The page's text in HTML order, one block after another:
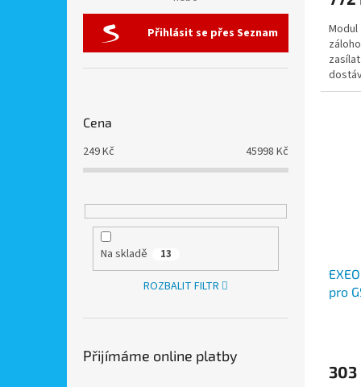
Přihlásit se přes Seznam
Cena
249Kč 45998 Kč
Na skladě 13
ROZBALIT FILTR
Přijímáme online platby
nejde
pro
303